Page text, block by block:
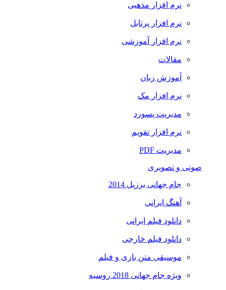
نرم افزار مذهبی
نرم افزار پرتابل
نرم افزار آموزشی
مقالات
آموزش زبان
نرم افزار مک
مدیریت پسورد
نرم افزار تقویم
مدیریت PDF
صوتی و تصویری
جام جهانی برزیل 2014
آهنگ ایرانی
دانلود فیلم ایرانی
دانلود فیلم خارجی
موسیقی متن بازی و فیلم
ویژه جام جهانی 2018 روسیه